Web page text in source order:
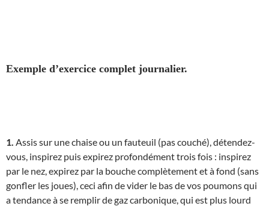
Exemple d’exercice complet journalier.
1. Assis sur une chaise ou un fauteuil (pas couché), détendez-
vous, inspirez puis expirez profondément trois fois : inspirez
par le nez, expirez par la bouche complètement et à fond (sans
gonfler les joues), ceci afin de vider le bas de vos poumons qui
a tendance à se remplir de gaz carbonique, qui est plus lourd